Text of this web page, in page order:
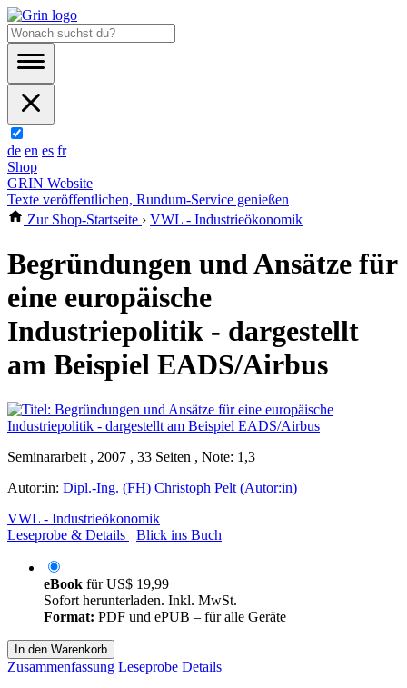
de en es fr
Shop
GRIN Website
Texte veröffentlichen, Rundum-Service genießen
Zur Shop-Startseite › VWL - Industrieökonomik
Begründungen und Ansätze für
eine europäische
Industriepolitik - dargestellt
am Beispiel EADS/Airbus
Seminararbeit , 2007 , 33 Seiten , Note: 1,3
Autor:in: Dipl.-Ing. (FH) Christoph Pelt (Autor:in)
VWL - Industrieökonomik
Leseprobe & Details
Blick ins Buch
eBook fürUS$ 19,99
Sofort herunterladen. Inkl. MwSt.
Format: PDF und ePUB – für alle Geräte
In den Warenkorb
Zusammenfassung Leseprobe Details